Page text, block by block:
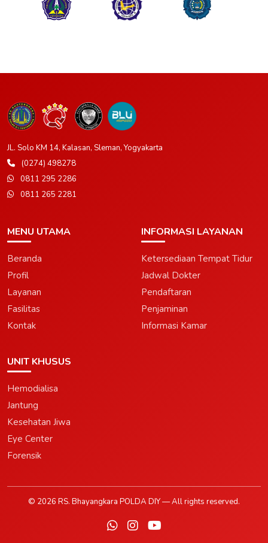
JL. Solo KM 14, Kalasan, Sleman, Yogyakarta
(0274) 498278
0811 295 2286
0811 265 2281
MENU UTAMA
Beranda
Profil
Layanan
Fasilitas
Kontak
INFORMASI LAYANAN
Ketersediaan Tempat Tidur
Jadwal Dokter
Pendaftaran
Penjaminan
Informasi Kamar
UNIT KHUSUS
Hemodialisa
Jantung
Kesehatan Jiwa
Eye Center
Forensik
© 2026 RS. Bhayangkara POLDA DIY — All rights reserved.